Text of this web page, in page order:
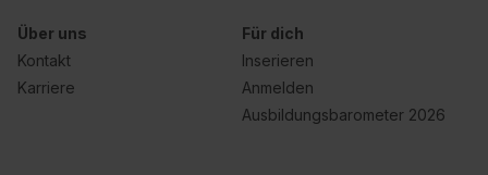
Über uns
Kontakt
Karriere
Für dich
Inserieren
Anmelden
Ausbildungsbarometer 2026